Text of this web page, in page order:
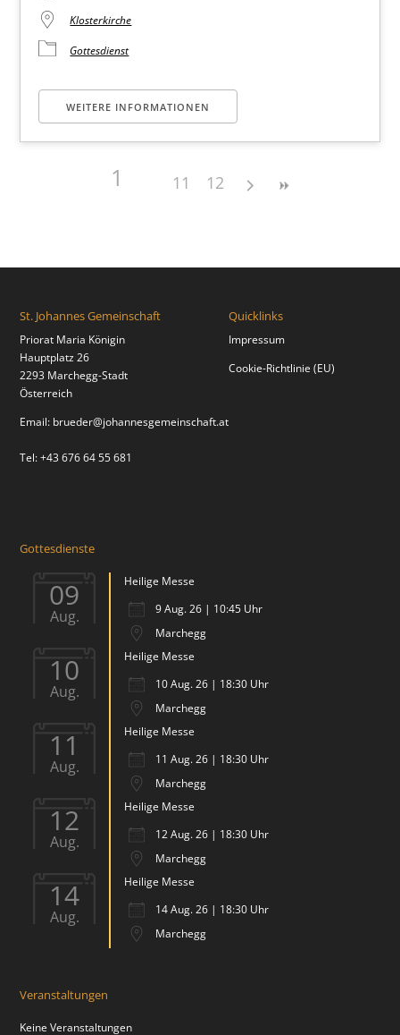
Klosterkirche
Gottesdienst
WEITERE INFORMATIONEN
1 11 12
St. Johannes Gemeinschaft
Priorat Maria Königin
Hauptplatz 26
2293 Marchegg-Stadt
Österreich
Email: brueder@johannesgemeinschaft.at
Tel: +43 676 64 55 681
Quicklinks
Impressum
Cookie-Richtlinie (EU)
Gottesdienste
09
Aug.
Heilige Messe
9 Aug. 26 | 10:45 Uhr
Marchegg
10
Aug.
Heilige Messe
10 Aug. 26 | 18:30 Uhr
Marchegg
11
Aug.
Heilige Messe
11 Aug. 26 | 18:30 Uhr
Marchegg
12
Aug.
Heilige Messe
12 Aug. 26 | 18:30 Uhr
Marchegg
14
Aug.
Heilige Messe
14 Aug. 26 | 18:30 Uhr
Marchegg
Veranstaltungen
Keine Veranstaltungen